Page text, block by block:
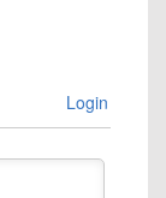
Login